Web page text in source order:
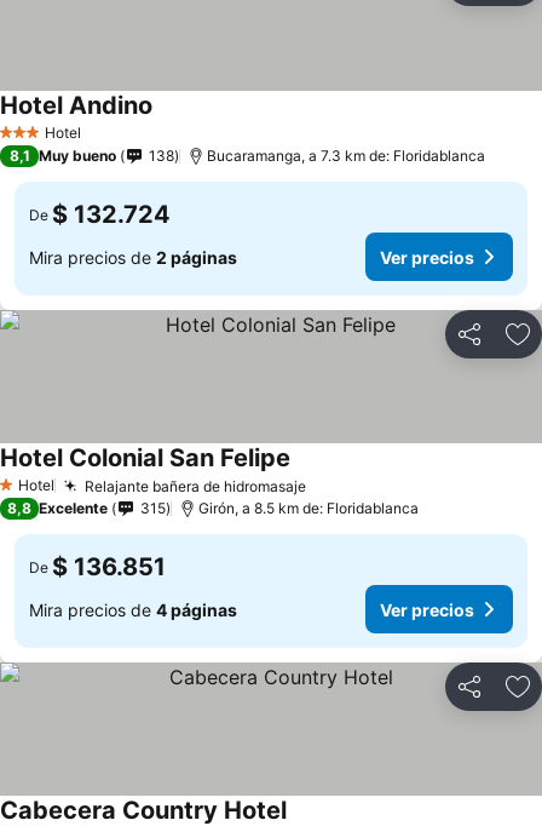
3 Estrellas
Hotel
Hotel Andino
8,1 Muy bueno 138 Bucaramanga, a 7.3 km de: Floridablanca
De $ 132.724
Mira precios de 2 páginas Ver precios
Compartir
1 Estrellas
Hotel Relajante bañera de hidromasaje
Hotel Colonial San Felipe
8,8 Excelente 315 Girón, a 8.5 km de: Floridablanca
De $ 136.851
Mira precios de 4 páginas Ver precios
Compartir
Cabecera Country Hotel